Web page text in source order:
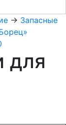
-> Запасные
для